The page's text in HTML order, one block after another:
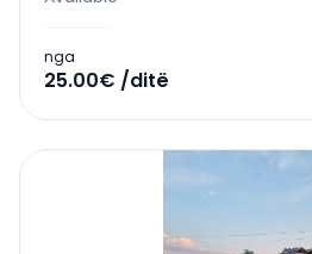
nga
25.00€ /ditë